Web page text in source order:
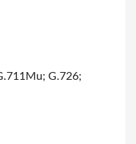
G.726;